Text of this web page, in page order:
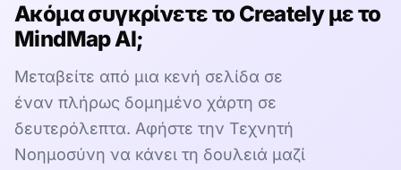
Ακόμα συγκρίνετε το Creately με το
MindMap AI;
Μεταβείτε από μια κενή σελίδα σε
έναν πλήρως δομημένο χάρτη σε
δευτερόλεπτα. Αφήστε την Τεχνητή
Νοημοσύνη να κάνει τη δουλειά μαζί